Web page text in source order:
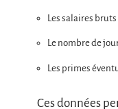
Les salaires
Le nombre de
Les primes
Ces données